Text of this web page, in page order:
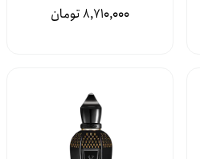
8,710,000